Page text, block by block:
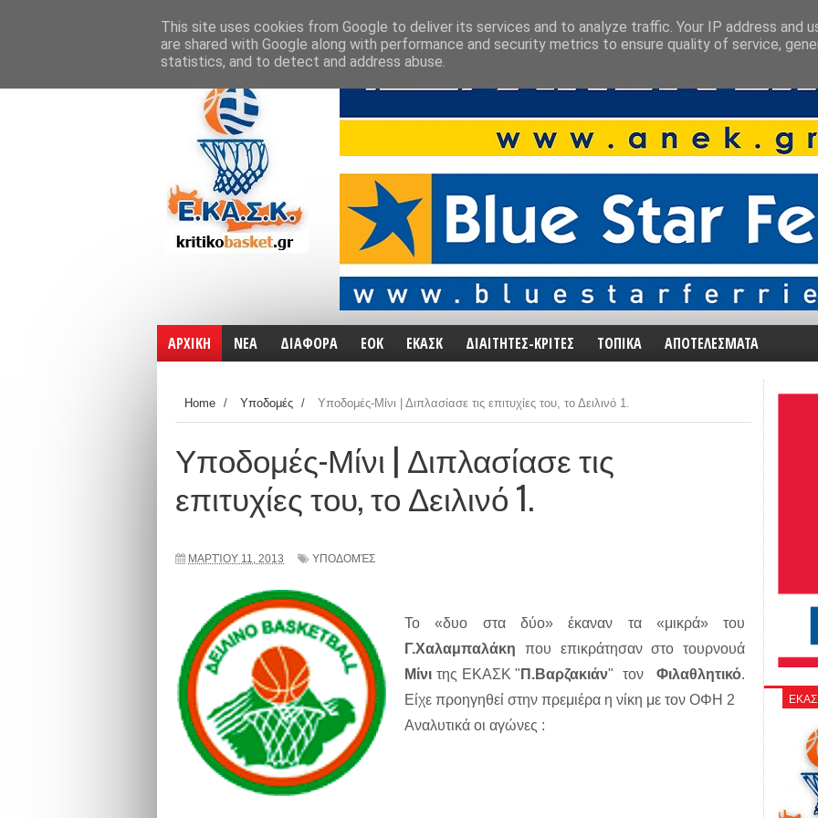
ΑΡΧΙΚΗ ΝΕΑ ΔΙΑΦΟΡΑ ΕΟΚ ΕΚΑΣΚ ΔΙΑΙΤΗΤΕΣ-ΚΡΙΤΕΣ ΤΟΠΙΚΑ ΑΠΟΤΕΛΕΣΜΑΤΑ
Home / Υποδομές / Υποδομές-Μίνι | Διπλασίασε τις επιτυχίες του, το Δειλινό 1.
Υποδομές-Μίνι | Διπλασίασε τις
επιτυχίες του, το Δειλινό 1.
ΜΑΡΤΊΟΥ 11, 2013 ΥΠΟΔΟΜΈΣ
Το «δυο στα δύο» έκαναν τα «μικρά» του
Γ.Χαλαμπαλάκη που επικράτησαν στο τουρνουά
Μίνι της ΕΚΑΣΚ " Π.Βαρζακιάν" τον Φιλαθλητικό.
Είχε προηγηθεί στην πρεμιέρα η νίκη με τον ΟΦΗ 2
Αναλυτικά οι αγώνες :
This site uses cookies from Google to deliver its services and to analyze traffic. Your IP address and
are shared with Google along with performance and security metrics to ensure quality of service,
statistics, and to detect and address abuse.